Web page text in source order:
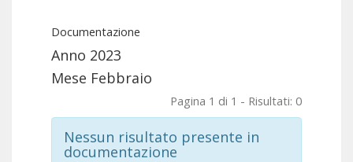
Documentazione
Anno 2023
Mese Febbraio
Pagina 1 di 1 - Risultati: 0
Nessun risultato presente in
documentazione